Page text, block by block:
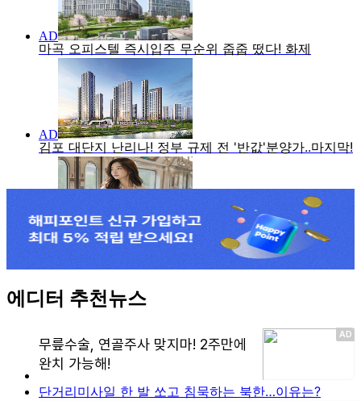
에디터 추천뉴스
단거리미사일 한 발 쏘고 침묵하는 북한…이유는?